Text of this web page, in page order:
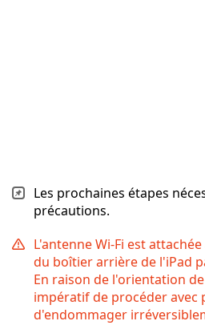
Les prochaines étapes
précautions.
L'antenne Wi-Fi est
du boîtier arrière de l'iPad
En raison de l'orientation
impératif de procéder avec
d'endommager